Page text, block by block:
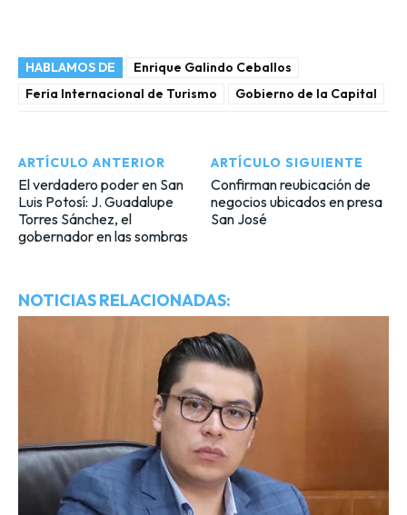
HABLAMOS DE
Enrique Galindo Ceballos
Feria Internacional de Turismo
Gobierno de la Capital
ARTÍCULO ANTERIOR
El verdadero poder en San
Luis Potosí: J. Guadalupe
Torres Sánchez, el
gobernador en las sombras
ARTÍCULO SIGUIENTE
Confirman reubicación de
negocios ubicados en presa
San José
NOTICIAS RELACIONADAS: